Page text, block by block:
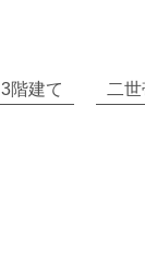
3階建て 二世